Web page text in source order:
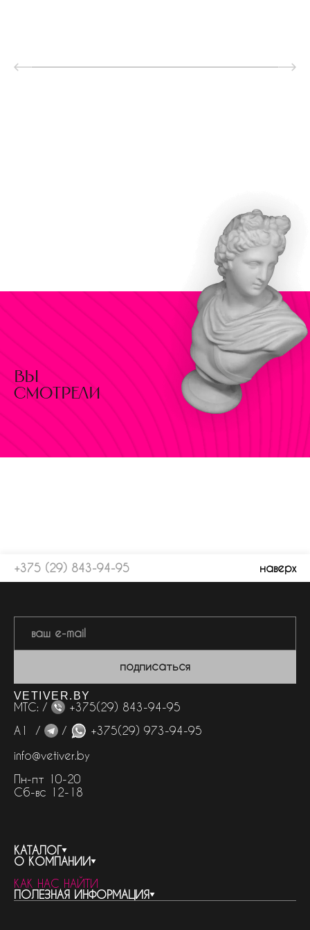
вы
смотрели
+375 (29) 843-94-95 наверх
подписаться
VETIVER.BY
МТС: /
+375(29) 843-94-95
А1 /
/
+375(29) 973-94-95
info@vetiver.by
Пн-пт 10-20
Сб-вс 12-18
КАТАЛОГ
весь каталог
бренды
женская парфюмерия
О КОМПАНИИ
контакты
о компании
КАК НАС НАЙТИ
ПОЛЕЗНАЯ ИНФОРМАЦИЯ